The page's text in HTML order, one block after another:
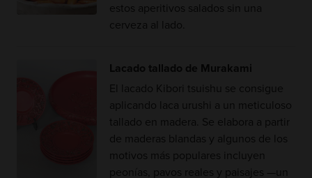
estos aperitivos salados sin una
cerveza al lado.
Lacado tallado de Murakami
El lacado Kibori tsuishu se consigue
aplicando laca urushi a un meticuloso
tallado en madera. Se elabora a partir
de maderas blandas y algunos de los
motivos más populares incluyen
peonías, pavos reales y paisajes —un